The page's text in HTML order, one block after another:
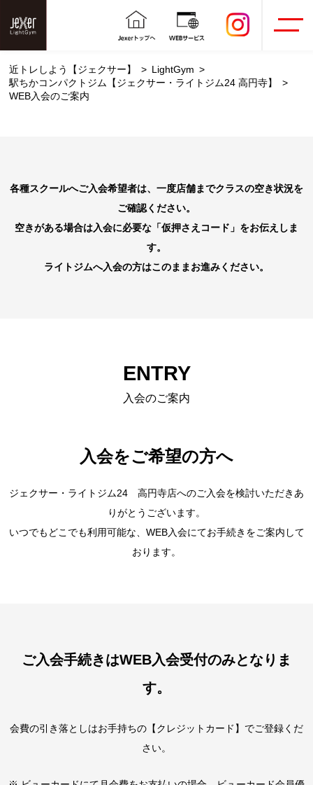
近トレしよう【ジェクサー】
LightGym
駅ちかコンパクトジム【ジェクサー・ライトジム24 高円寺】
WEB入会のご案内
各種スクールへご入会希望者は、一度店舗までクラスの空き状況を
ご確認ください。
空きがある場合は入会に必要な「仮押さえコード」をお伝えしま
す。
ライトジムへ入会の方はこのままお進みください。
ENTRY
入会のご案内
入会をご希望の方へ
ジェクサー・ライトジム24 高円寺店へのご入会を検討いただきあ
りがとうございます。
いつでもどこでも利用可能な、WEB入会にてお手続きをご案内して
おります。
ご入会手続きはWEB入会受付のみとなりま
す。
会費の引き落としはお手持ちの【クレジットカード】でご登録くだ
さい。